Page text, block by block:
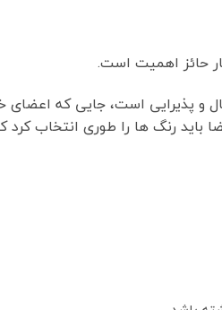
حائز اهمیت است.
است، جایی که اعضای
باید رنگ ها را طوری انتخاب